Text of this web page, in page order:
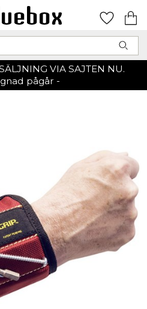
VIA SAJTEN NU.
pågår -